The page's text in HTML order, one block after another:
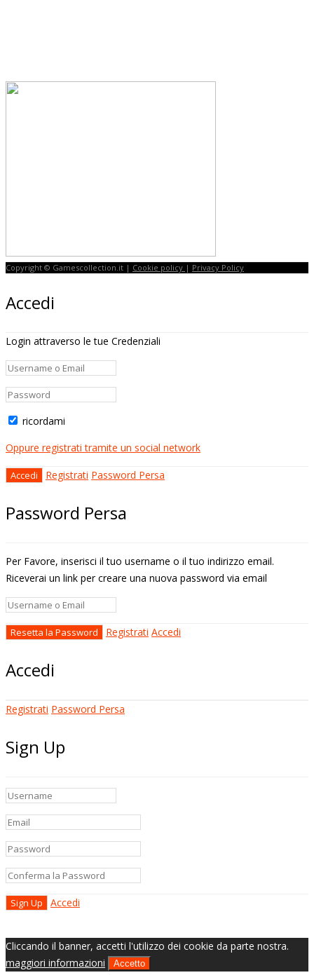
Copyright © Gamescollection.it | Cookie policy | Privacy Policy
Accedi
Login attraverso le tue Credenziali
ricordami
Oppure registrati tramite un social network
Registrati Password Persa
Password Persa
Per Favore, inserisci il tuo username o il tuo indirizzo email.
Riceverai un link per creare una nuova password via email
Registrati Accedi
Accedi
Registrati Password Persa
Sign Up
Accedi
Cliccando il banner, accetti l'utilizzo dei cookie da parte nostra.
maggiori informazioni
Accetto